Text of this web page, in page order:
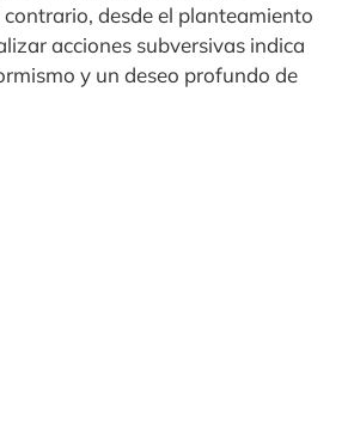
desde el planteamiento
acciones subversivas indica
y un deseo profundo de